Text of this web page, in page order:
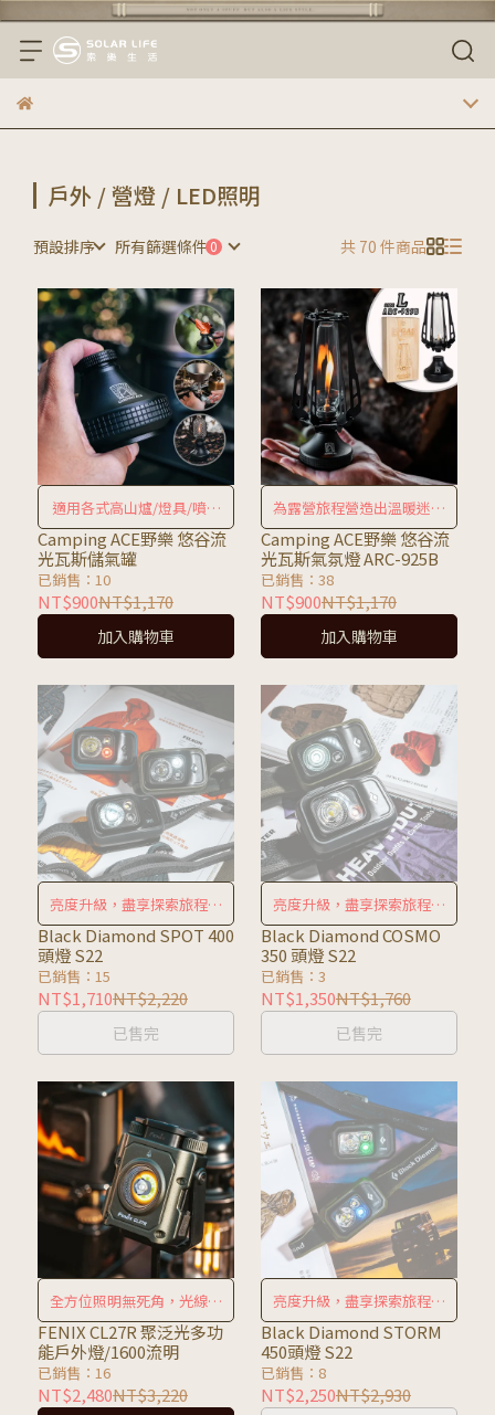
戶外 / 營燈 / LED照明
預設排序 所有篩選條件 共 70 件商品
適用各式高山爐/燈具/噴火
槍
Camping ACE野樂 悠谷流
光瓦斯儲氣罐
已銷售：10
NT$900NT$1,170
加入購物車
為露營旅程營造出溫暖迷人
的氛圍
Camping ACE野樂 悠谷流
光瓦斯氣氛燈 ARC-925B
已銷售：38
NT$900NT$1,170
加入購物車
亮度升級，盡享探索旅程的
每一刻
Black Diamond SPOT 400
頭燈 S22
已銷售：15
NT$1,710NT$2,220
已售完
亮度升級，盡享探索旅程的
每一刻
Black Diamond COSMO
350 頭燈 S22
已銷售：3
NT$1,350NT$1,760
已售完
全方位照明無死角，光線隨
你掌控
FENIX CL27R 聚泛光多功
能戶外燈/1600流明
已銷售：16
NT$2,480NT$3,220
亮度升級，盡享探索旅程的
每一刻
Black Diamond STORM
450頭燈 S22
已銷售：8
NT$2,250NT$2,930